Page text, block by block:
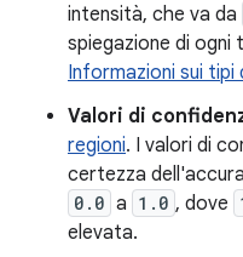
intensità, che va da
spiegazione di ogni
Informazioni sui
Valori di
regioni. I valori di
certezza
0.0 a 1.0 , dove
elevata.